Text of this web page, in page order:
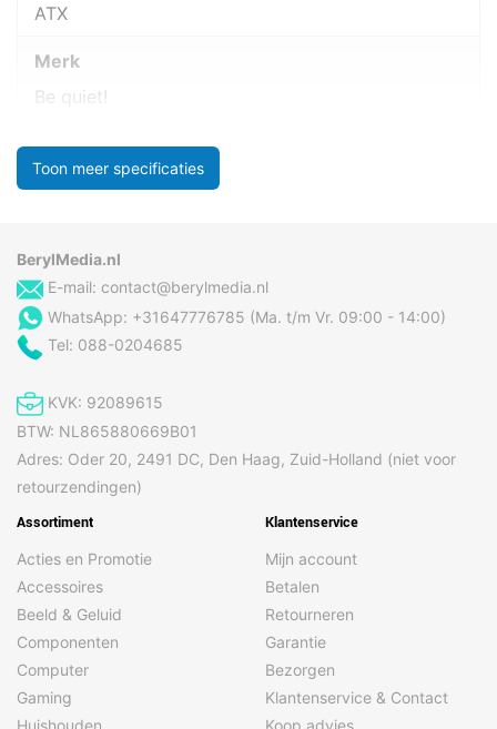
ATX
Merk
Be quiet!
Toon meer specificaties
BerylMedia.nl
E-mail: contact@berylmedia.nl
WhatsApp: +31647776785 (Ma. t/m Vr. 09:00 - 14:00)
Tel: 088-0204685
KVK: 92089615
BTW: NL865880669B01
Adres: Oder 20, 2491 DC, Den Haag, Zuid-Holland (niet voor
retourzendingen)
Assortiment
Acties en Promotie
Accessoires
Beeld & Geluid
Componenten
Computer
Gaming
Klantenservice
Mijn account
Betalen
Retourneren
Garantie
Bezorgen
Klantenservice & Contact